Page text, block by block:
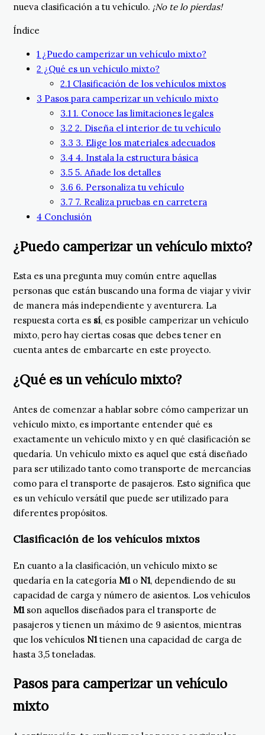
nueva clasificación a tu vehículo. ¡No te lo pierdas!
Índice
1 ¿Puedo camperizar un vehículo mixto?
2 ¿Qué es un vehículo mixto?
2.1 Clasificación de los vehículos mixtos
3 Pasos para camperizar un vehículo mixto
3.1 1. Conoce las limitaciones legales
3.2 2. Diseña el interior de tu vehículo
3.3 3. Elige los materiales adecuados
3.4 4. Instala la estructura básica
3.5 5. Añade los detalles
3.6 6. Personaliza tu vehículo
3.7 7. Realiza pruebas en carretera
4 Conclusión
¿Puedo camperizar un vehículo mixto?
Esta es una pregunta muy común entre aquellas
personas que están buscando una forma de viajar y vivir
de manera más independiente y aventurera. La
respuesta corta es sí, es posible camperizar un vehículo
mixto, pero hay ciertas cosas que debes tener en
cuenta antes de embarcarte en este proyecto.
¿Qué es un vehículo mixto?
Antes de comenzar a hablar sobre cómo camperizar un
vehículo mixto, es importante entender qué es
exactamente un vehículo mixto y en qué clasificación se
quedaría. Un vehículo mixto es aquel que está diseñado
para ser utilizado tanto como transporte de mercancías
como para el transporte de pasajeros. Esto significa que
es un vehículo versátil que puede ser utilizado para
diferentes propósitos.
Clasificación de los vehículos mixtos
En cuanto a la clasificación, un vehículo mixto se
quedaría en la categoría M1o N1, dependiendo de su
capacidad de carga y número de asientos. Los vehículos
M1son aquellos diseñados para el transporte de
pasajeros y tienen un máximo de 9 asientos, mientras
que los vehículos N1tienen una capacidad de carga de
hasta 3,5 toneladas.
Pasos para camperizar un vehículo
mixto